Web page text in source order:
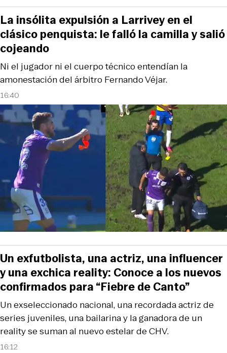
16:40
Ni el jugador ni el cuerpo técnico entendían la
amonestación del árbitro Fernando Véjar.
La insólita expulsión a Larrivey en el
clásico penquista: le falló la camilla y salió
cojeando
16:12
Un exseleccionado nacional, una recordada actriz de
series juveniles, una bailarina y la ganadora de un
reality se suman al nuevo estelar de CHV.
Un exfutbolista, una actriz, una influencer
y una exchica reality: Conoce a los nuevos
confirmados para “Fiebre de Canto”